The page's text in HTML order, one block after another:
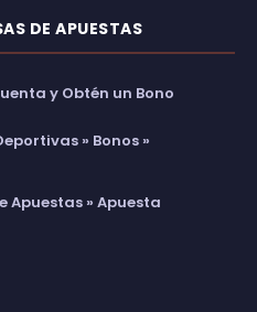
DE APUESTAS
y Obtén un Bono
» Bonos »
Apuestas » Apuesta